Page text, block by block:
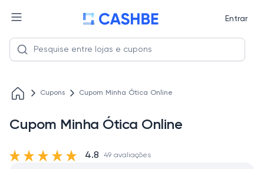
Entrar
Cupons Cupom Minha Ótica Online
Cupom Minha Ótica Online
4.8 49 avaliações